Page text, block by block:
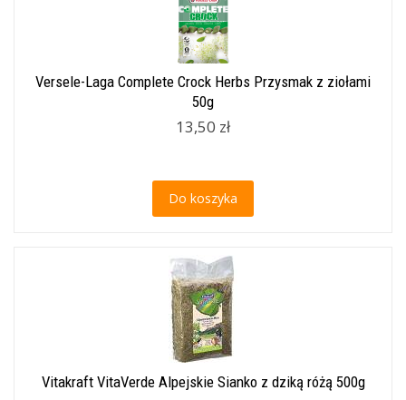
Versele-Laga Complete Crock Herbs Przysmak z ziołami
50g
13,50 zł
Do koszyka
Vitakraft VitaVerde Alpejskie Sianko z dziką różą 500g